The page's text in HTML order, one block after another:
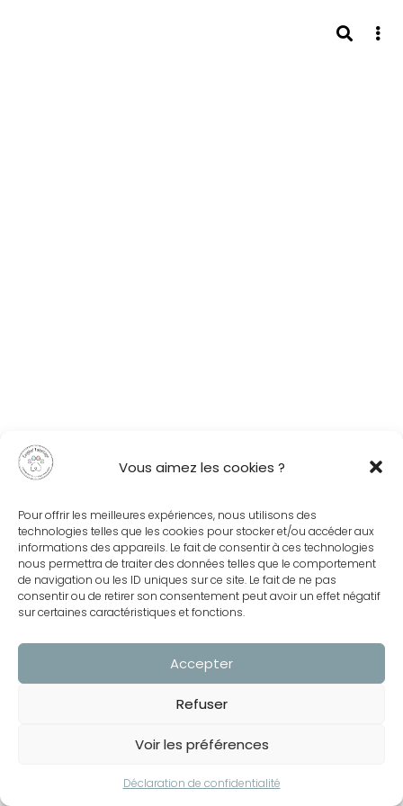
Vous aimez les cookies ?
Pour offrir les meilleures expériences, nous utilisons des
technologies telles que les cookies pour stocker et/ou accéder aux
informations des appareils. Le fait de consentir à ces technologies
nous permettra de traiter des données telles que le comportement
de navigation ou les ID uniques sur ce site. Le fait de ne pas
consentir ou de retirer son consentement peut avoir un effet négatif
sur certaines caractéristiques et fonctions.
Accepter
Refuser
Voir les préférences
Déclaration de confidentialité